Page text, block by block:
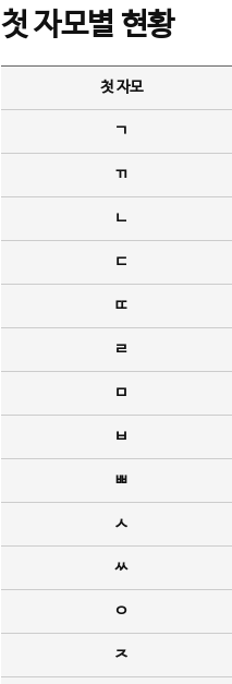
첫 자모별 현황
첫 자모
ㄱ
ㄲ
ㄴ
ㄷ
ㄸ
ㄹ
ㅁ
ㅂ
ㅃ
ㅅ
ㅆ
ㅇ
ㅈ